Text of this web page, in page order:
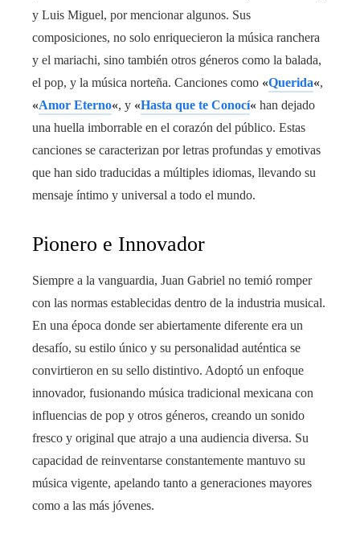
y Luis Miguel, por mencionar algunos. Sus
composiciones, no solo enriquecieron la música ranchera
y el mariachi, sino también otros géneros como la balada,
el pop, y la música norteña. Canciones como «Querida«,
«Amor Eterno«, y «Hasta que te Conocí« han dejado
una huella imborrable en el corazón del público. Estas
canciones se caracterizan por letras profundas y emotivas
que han sido traducidas a múltiples idiomas, llevando su
mensaje íntimo y universal a todo el mundo.
Pionero e Innovador
Siempre a la vanguardia, Juan Gabriel no temió romper
con las normas establecidas dentro de la industria musical.
En una época donde ser abiertamente diferente era un
desafío, su estilo único y su personalidad auténtica se
convirtieron en su sello distintivo. Adoptó un enfoque
innovador, fusionando música tradicional mexicana con
influencias de pop y otros géneros, creando un sonido
fresco y original que atrajo a una audiencia diversa. Su
capacidad de reinventarse constantemente mantuvo su
música vigente, apelando tanto a generaciones mayores
como a las más jóvenes.